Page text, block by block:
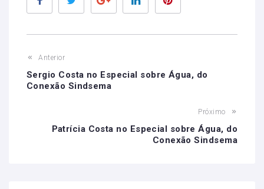
Anterior
Sergio Costa no Especial sobre Água, do
Conexão Sindsema
Próximo
Patrícia Costa no Especial sobre Água, do
Conexão Sindsema